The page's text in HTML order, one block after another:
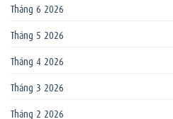
Tháng 6 2026
Tháng 5 2026
Tháng 4 2026
Tháng 3 2026
Tháng 2 2026